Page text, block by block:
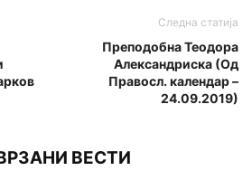
Следна статија
Преподобна Теодора
Александриска (Од
Правосл. календар –
24.09.2019)
ВЕСТИ